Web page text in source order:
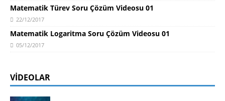
Matematik Türev Soru Çözüm Videosu 01
22/12/2017
Matematik Logaritma Soru Çözüm Videosu 01
05/12/2017
VIDEOLAR